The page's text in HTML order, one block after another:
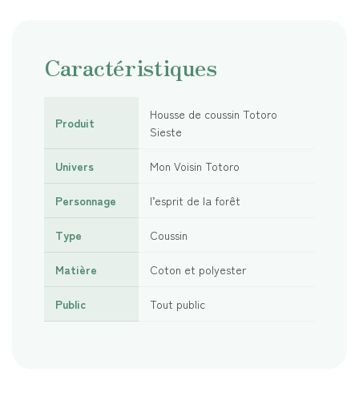
Caractéristiques
Produit
Housse de coussin Totoro
Sieste
Univers Mon Voisin Totoro
Personnage l’esprit de la forêt
Type Coussin
Matière Coton et polyester
Public Tout public